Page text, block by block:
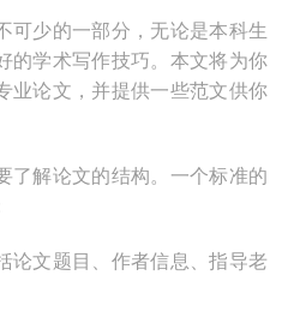
可少的一部分，无论是本科生
的学术写作技巧。本文将为你
业论文，并提供一些范文供你
了解论文的结构。一个标准的
论文题目、作者信息、指导老